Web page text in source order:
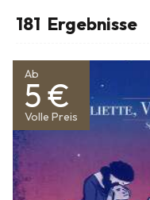
181 Ergebnisse
Ab
5 €
Volle Preis